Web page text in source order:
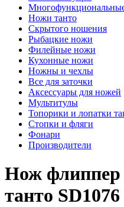
Ножи танто
Скрытого ношения
Рыбацкие ножи
Филейные ножи
Кухонные ножи
Ножны и чехлы
Все для заточки
Аксессуары для ножей
Мультитулы
Топорики и лопатки
Стопки и фляги
Фонари
Производители
Нож флиппер
танто SD1076